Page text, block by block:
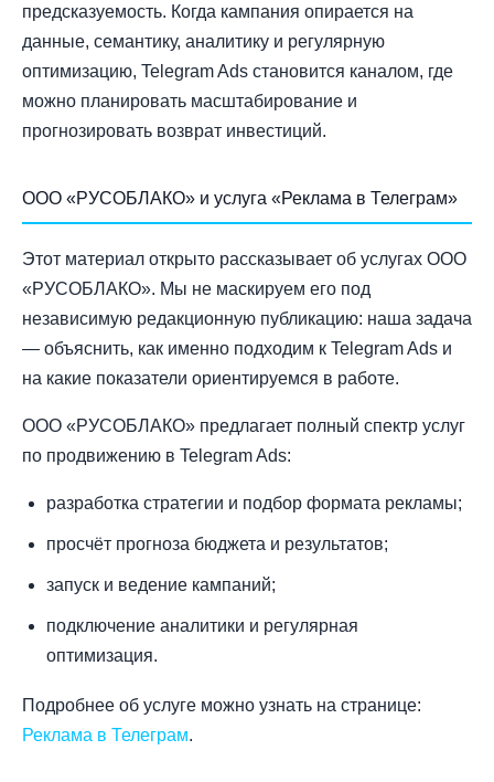
предсказуемость. Когда кампания опирается на
данные, семантику, аналитику и регулярную
оптимизацию, Telegram Ads становится каналом, где
можно планировать масштабирование и
прогнозировать возврат инвестиций.
ООО «РУСОБЛАКО» и услуга «Реклама в Телеграм»
Этот материал открыто рассказывает об услугах ООО
«РУСОБЛАКО». Мы не маскируем его под
независимую редакционную публикацию: наша задача
— объяснить, как именно подходим к Telegram Ads и
на какие показатели ориентируемся в работе.
ООО «РУСОБЛАКО» предлагает полный спектр услуг
по продвижению в Telegram Ads:
разработка стратегии и подбор формата рекламы;
просчёт прогноза бюджета и результатов;
запуск и ведение кампаний;
подключение аналитики и регулярная
оптимизация.
Подробнее об услуге можно узнать на странице:
Реклама в Телеграм.